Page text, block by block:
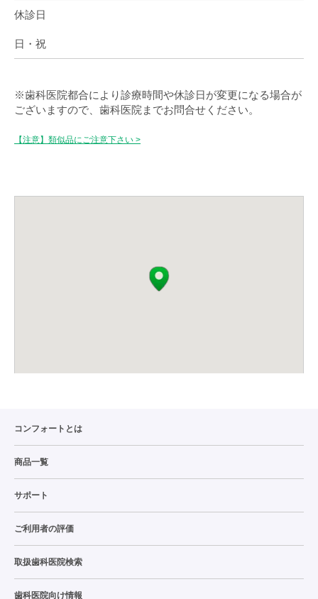
休診日
日・祝
※歯科医院都合により診療時間や休診日が変更になる場合が
ございますので、歯科医院までお問合せください。
【注意】類似品にご注意下さい >
コンフォートとは
商品一覧
サポート
ご利用者の評価
取扱歯科医院検索
歯科医院向け情報